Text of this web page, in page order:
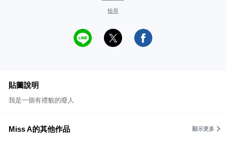
檢舉
貼圖說明
我是一個有禮貌的廢人
Miss A的其他作品 顯示更多